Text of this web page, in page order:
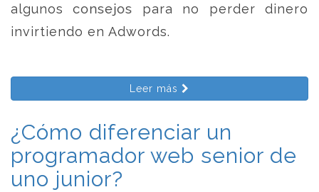
algunos consejos para no perder dinero
invirtiendo en Adwords.
Leer más
¿Cómo diferenciar un
programador web senior de
uno junior?